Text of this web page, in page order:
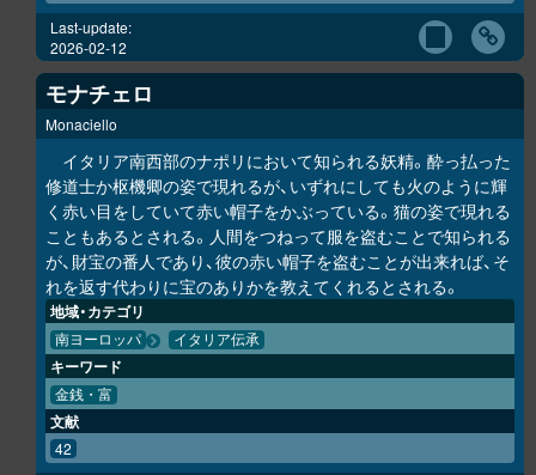
Last-update:
2026-02-12
モナチェロ
Monaciello
イタリア南西部のナポリにおいて知られる妖精。酔っ払った
修道士か枢機卿の姿で現れるが、いずれにしても火のように輝
く赤い目をしていて赤い帽子をかぶっている。猫の姿で現れる
こともあるとされる。人間をつねって服を盗むことで知られる
が、財宝の番人であり、彼の赤い帽子を盗むことが出来れば、そ
れを返す代わりに宝のありかを教えてくれるとされる。
地域・カテゴリ
南ヨーロッパ イタリア伝承
キーワード
金銭・富
文献
42